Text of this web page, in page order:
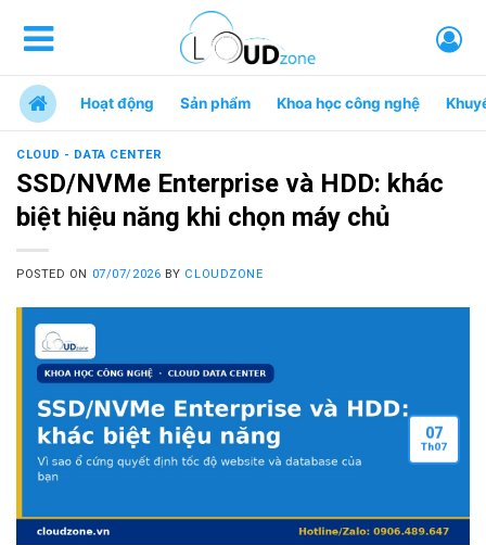
Hoạt động Sản phẩm Khoa học công nghệ
CLOUD - DATA CENTER
SSD/NVMe Enterprise và HDD: khác
biệt hiệu năng khi chọn máy chủ
POSTED ON 07/07/2026 BY CLOUDZONE
07
Th07